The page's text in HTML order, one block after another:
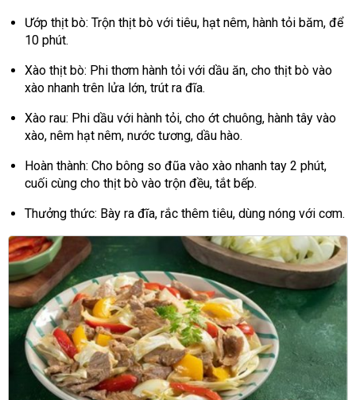
Ướp thịt bò: Trộn thịt bò với tiêu, hạt nêm, hành tỏi băm, để
10 phút.
Xào thịt bò: Phi thơm hành tỏi với dầu ăn, cho thịt bò vào
xào nhanh trên lửa lớn, trút ra đĩa.
Xào rau: Phi dầu với hành tỏi, cho ớt chuông, hành tây vào
xào, nêm hạt nêm, nước tương, dầu hào.
Hoàn thành: Cho bông so đũa vào xào nhanh tay 2 phút,
cuối cùng cho thịt bò vào trộn đều, tắt bếp.
Thưởng thức: Bày ra đĩa, rắc thêm tiêu, dùng nóng với cơm.